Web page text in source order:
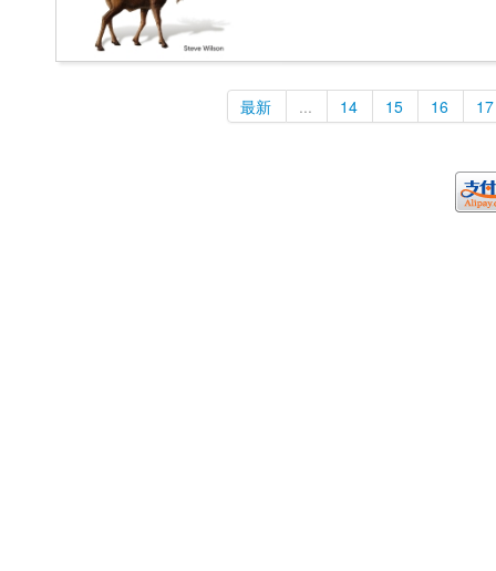
最新 ... 14 15 16 17